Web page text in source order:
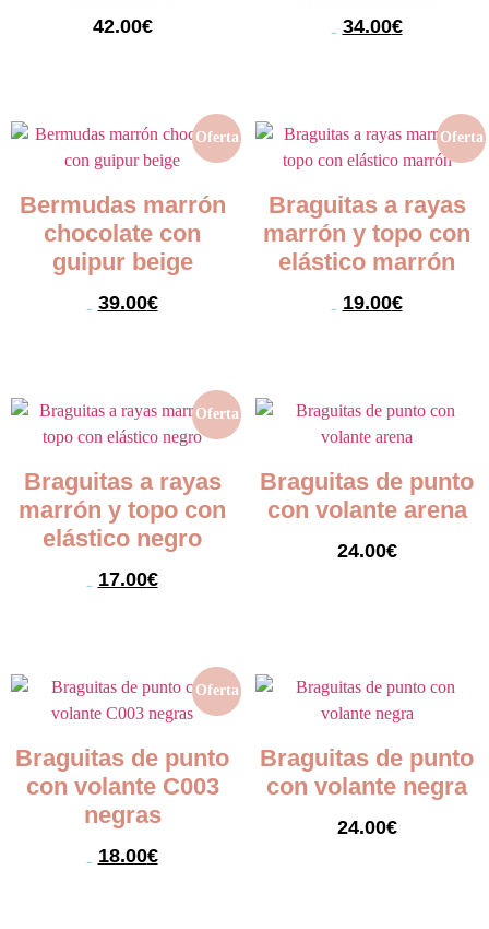
42.00€ 34.00€
Oferta
Bermudas marrón
chocolate con
guipur beige
39.00€
Oferta
Braguitas a rayas
marrón y topo con
elástico marrón
19.00€
Oferta
Braguitas a rayas
marrón y topo con
elástico negro
17.00€
Braguitas de punto
con volante arena
24.00€
Oferta
Braguitas de punto
con volante C003
negras
18.00€
Braguitas de punto
con volante negra
24.00€